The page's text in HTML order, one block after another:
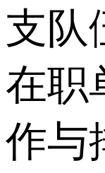
支队
在职
作与